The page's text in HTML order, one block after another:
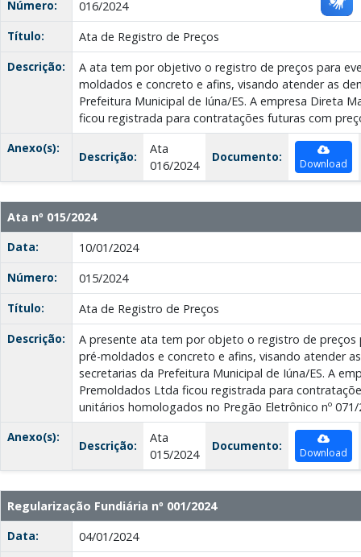
Número:
016/2024
Título:
Ata de Registro de Preços
Descrição:
A ata tem por objetivo o registro de preços para
moldados e concreto e afins, visando atender as
Prefeitura Municipal de Iúna/ES. A empresa Direta
ficou registrada para contratações futuras com
Anexo(s):
Descrição:
Ata
016/2024
Documento: Download
Ata nº 015/2024
Data:
10/01/2024
Número:
015/2024
Título:
Ata de Registro de Preços
Descrição:
A presente ata tem por objeto o registro de preços
pré-moldados e concreto e afins, visando atender
secretarias da Prefeitura Municipal de Iúna/ES. A
Premoldados Ltda ficou registrada para
unitários homologados no Pregão Eletrônico nº 071/
Anexo(s):
Descrição:
Ata
015/2024
Documento: Download
Regularização Fundiária nº 001/2024
Data:
04/01/2024